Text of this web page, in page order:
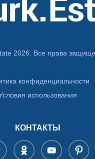
2026. Все права
конфиденциальности
использования
КОНТАКТЫ